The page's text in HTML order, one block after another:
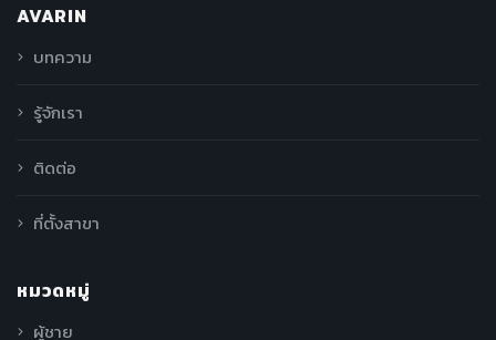
AVARIN
บทความ
รู้จักเรา
ติดต่อ
ที่ตั้งสาขา
หมวดหมู่
ผู้ชาย